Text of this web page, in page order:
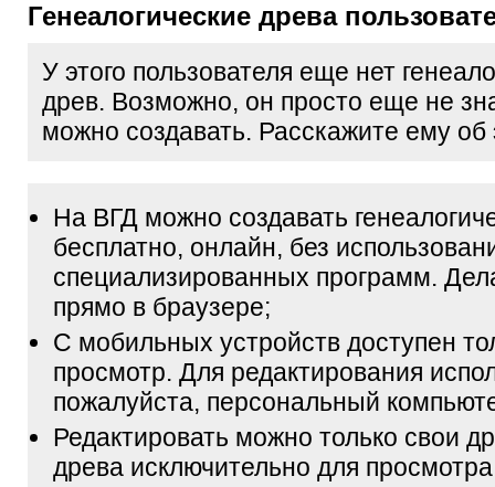
Генеалогические древа
У этого пользователя еще нет
древ. Возможно, он просто еще не
можно создавать. Расскажите ему об
На ВГД можно создавать
бесплатно, онлайн, без
специализированных программ.
прямо в браузере;
С мобильных устройств доступен
просмотр. Для редактирования
пожалуйста, персональный
Редактировать можно только свои
древа исключительно для